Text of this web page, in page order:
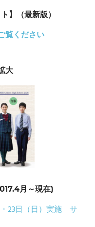
】（最新版）
覧ください
大
月～現在)
23日（日）実施 サ